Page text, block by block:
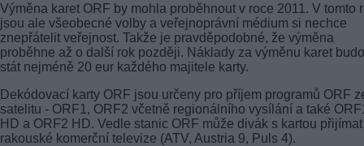
Výměna karet ORF by mohla proběhnout v roce 2011. V tomto
jsou ale všeobecné volby a veřejnoprávní médium si nechce
znepřátelit veřejnost. Takže je pravděpodobné, že výměna
proběhne až o další rok později. Náklady za výměnu karet
stát nejméně 20 eur každého majitele karty.
Dekódovací karty ORF jsou určeny pro příjem programů ORF
satelitu - ORF1, ORF2 včetně regionálního vysílání a také
HD a ORF2 HD. Vedle stanic ORF může divák s kartou přijímat
rakouské komerční televize (ATV, Austria 9, Puls 4).